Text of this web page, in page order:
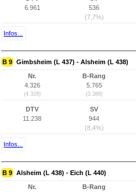
6.961
536
(7,7%)
Infos...
B 9 Gimbsheim (L 437) - Alsheim (L 438)
Nr.
4.326
(4.328)
B-Rang
5.765
(3.388)
DTV
11.238
SV
944
(8,4%)
Infos...
B 9 Alsheim (L 438) - Eich (L 440)
Nr.
B-Rang